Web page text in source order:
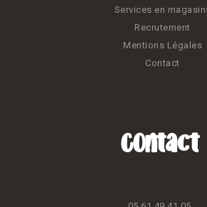
Services en
Recrutement
Mentions Légales
Contact
Contact